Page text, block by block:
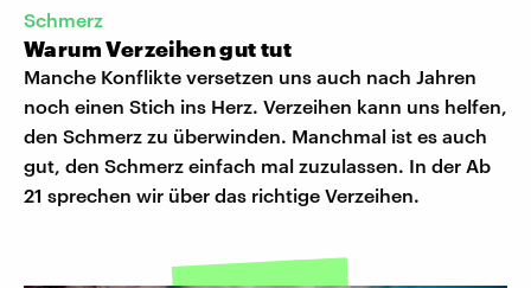
Schmerz
Warum Verzeihen gut tut
Manche Konflikte versetzen uns auch nach Jahren
noch einen Stich ins Herz. Verzeihen kann uns helfen,
den Schmerz zu überwinden. Manchmal ist es auch
gut, den Schmerz einfach mal zuzulassen. In der Ab
21 sprechen wir über das richtige Verzeihen.